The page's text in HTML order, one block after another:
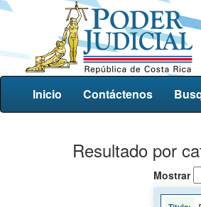
Inicio Contáctenos
Resultado por
Mostrar